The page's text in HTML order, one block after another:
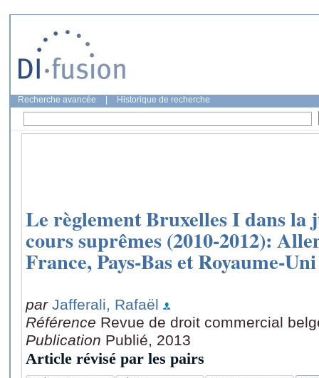
Recherche avancée Historique de recherche
Le règlement Bruxelles I dans la
cours suprêmes (2010-2012):
France, Pays-Bas et Royaume-Uni
par Jafferali, Rafaël
Référence Revue de droit commercial
Publication Publié, 2013
Article révisé par les pairs